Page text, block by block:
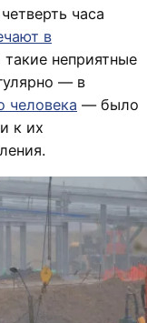
часа
в
такие неприятные
— в
человека — было
к их